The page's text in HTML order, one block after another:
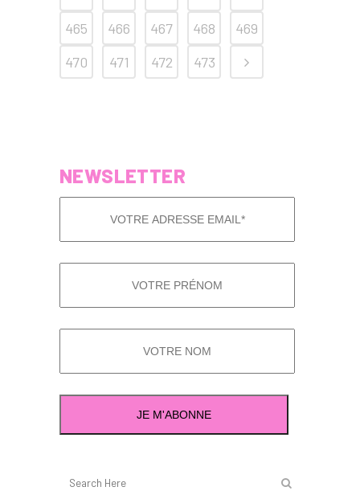
465
466 467 468
469
470
471 472 473
NEWSLETTER